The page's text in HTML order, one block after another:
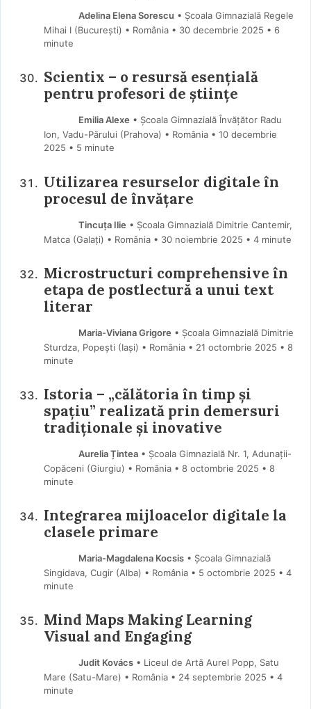
Adelina Elena Sorescu • Școala Gimnazială Regele
Mihai I (Bucureşti) • România
30 decembrie 2025 • 6
minute
Scientix – o resursă esențială
pentru profesori de științe
Emilia Alexe • Școala Gimnazială Învățător Radu
Ion, Vadu-Părului (Prahova) • România
10 decembrie
2025 • 5 minute
Utilizarea resurselor digitale în
procesul de învățare
Tincuța Ilie • Școala Gimnazială Dimitrie Cantemir,
Matca (Galaţi) • România
30 noiembrie 2025 • 4 minute
Microstructuri comprehensive în
etapa de postlectură a unui text
literar
Maria-Viviana Grigore • Școala Gimnazială Dimitrie
Sturdza, Popești (Iaşi) • România
21 octombrie 2025 • 8
minute
Istoria – „călătoria în timp și
spațiu” realizată prin demersuri
tradiționale și inovative
Aurelia Țintea• Școala Gimnazială Nr. 1, Adunații-
Copăceni (Giurgiu) • România
8 octombrie 2025 • 8
minute
Integrarea mijloacelor digitale la
clasele primare
Maria-Magdalena Kocsis• Școala Gimnazială
Singidava, Cugir (Alba) • România
5 octombrie 2025 • 4
minute
Mind Maps Making Learning
Visual and Engaging
Judit Kovács• Liceul de Artă Aurel Popp, Satu
Mare (Satu-Mare) • România
24 septembrie 2025 • 4
minute